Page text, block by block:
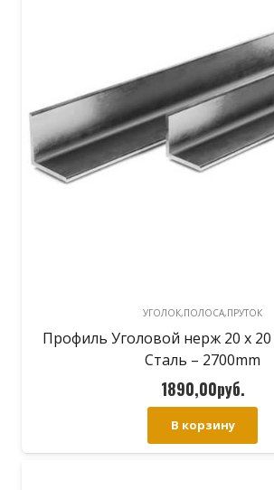
УГОЛОК,ПОЛОСА,ПРУТОК
Профиль Уголовой нерж 20 х 20
Сталь – 2700mm
1890,00руб.
В корзину